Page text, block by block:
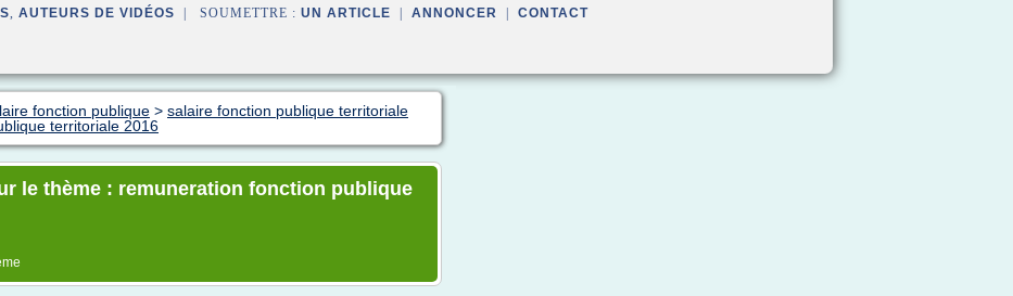
, AUTEURS DE VIDÉOS | SOUMETTRE : UN ARTICLE ANNONCER CONTACT
fonction publique > salaire fonction publique territoriale
territoriale 2016
le thème : remuneration fonction publique